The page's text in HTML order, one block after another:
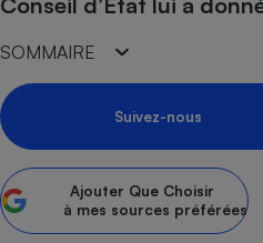
SOMMAIRE
Suivez-nous
Ajouter Que Choisir
à mes sources préférées
Choisir son fioul
Choisir son pellet
Comparateur assurance
Energie Moins Chère